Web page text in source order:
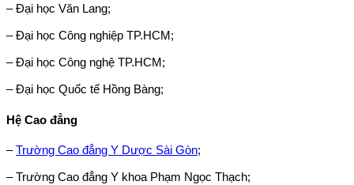
– Đại học Văn Lang;
– Đại học Công nghiệp TP.HCM;
– Đại học Công nghệ TP.HCM;
– Đại học Quốc tế Hồng Bàng;
Hệ Cao đẳng
–Trường Cao đẳng Y Dược Sài Gòn;
– Trường Cao đẳng Y khoa Phạm Ngọc Thạch;